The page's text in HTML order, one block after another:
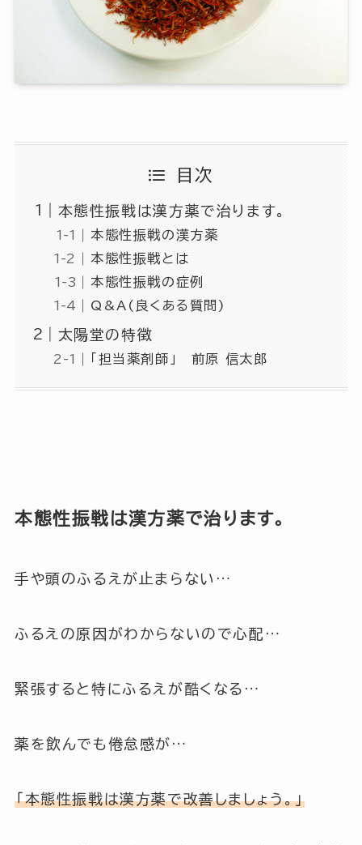
目次
本態性振戦は漢方薬で治ります。
本態性振戦の漢方薬
本態性振戦とは
本態性振戦の症例
Q&A(良くある質問)
太陽堂の特徴
「担当薬剤師」 前原 信太郎
本態性振戦は漢方薬で治ります。
手や頭のふるえが止まらない…
ふるえの原因がわからないので心配…
緊張すると特にふるえが酷くなる…
薬を飲んでも倦怠感が…
「本態性振戦は漢方薬で改善しましょう。」